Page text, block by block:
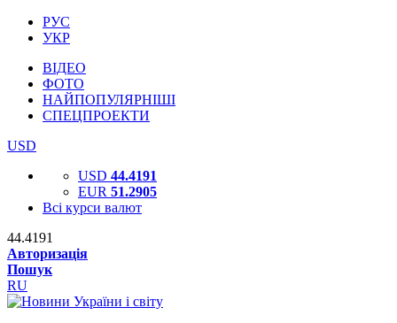
РУС
УКР
ВІДЕО
ФОТО
НАЙПОПУЛЯРНІШІ
СПЕЦПРОЕКТИ
USD
USD 44.4191
EUR 51.2905
Всі курси валют
44.4191
Авторизація
Пошук
RU